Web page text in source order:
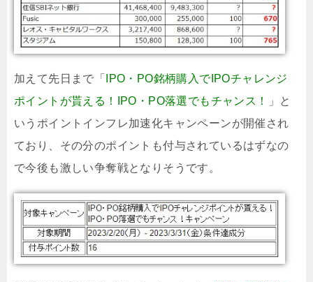
加えて先日まで「
IPO・PO銘柄購入でIPOチャレンジ
ポイントが貰える！IPO・PO落選でもチャンス！
」と
いうポイントインフレ加速化キャンペーンが開催され
ており、その分のポイントも付与されているはずなの
で今後も激しい争奪戦となりそうです。